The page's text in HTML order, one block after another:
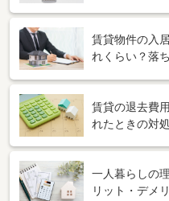
賃貸物件の入
れくらい？落
賃貸の退去費
れたときの対
一人暮らしの
リット・デメ